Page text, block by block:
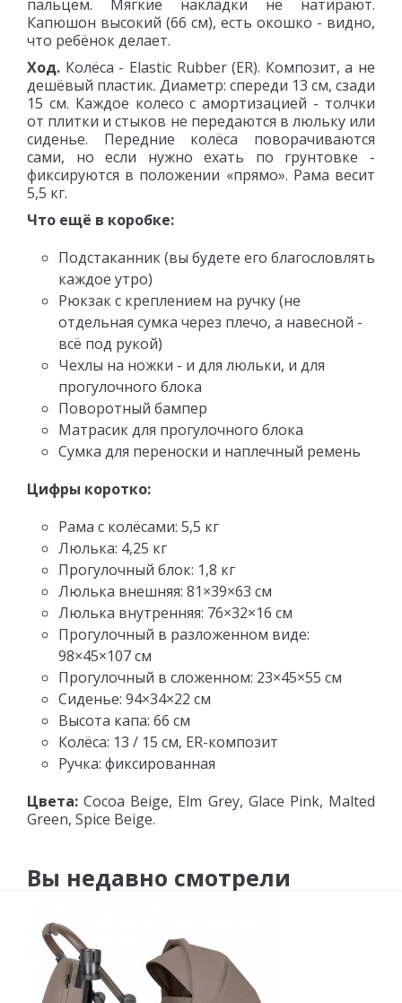
пальцем. Мягкие накладки не натирают.
Капюшон высокий (66 см), есть окошко - видно,
что ребёнок делает.
Ход. Колёса - Elastic Rubber (ER). Композит, а не
дешёвый пластик. Диаметр: спереди 13 см, сзади
15 см. Каждое колесо с амортизацией - толчки
от плитки и стыков не передаются в люльку или
сиденье. Передние колёса поворачиваются
сами, но если нужно ехать по грунтовке -
фиксируются в положении «прямо». Рама весит
5,5 кг.
Что ещё в коробке:
Подстаканник (вы будете его благословлять
каждое утро)
Рюкзак с креплением на ручку (не
отдельная сумка через плечо, а навесной -
всё под рукой)
Чехлы на ножки - и для люльки, и для
прогулочного блока
Поворотный бампер
Матрасик для прогулочного блока
Сумка для переноски и наплечный ремень
Цифры коротко:
Рама с колёсами: 5,5 кг
Люлька: 4,25 кг
Прогулочный блок: 1,8 кг
Люлька внешняя: 81×39×63 см
Люлька внутренняя: 76×32×16 см
Прогулочный в разложенном виде:
98×45×107 см
Прогулочный в сложенном: 23×45×55 см
Сиденье: 94×34×22 см
Высота капа: 66 см
Колёса: 13 / 15 см, ER-композит
Ручка: фиксированная
Цвета: Cocoa Beige, Elm Grey, Glace Pink, Malted
Green, Spice Beige.
Вы недавно смотрели